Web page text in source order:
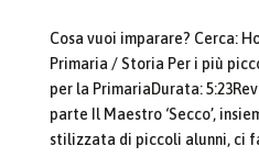
Cosa vuoi imparare? Cerca:
Primaria / Storia Per i più
per la PrimariaDurata:
parte Il Maestro ‘Secco’,
stilizzata di piccoli alunni, ci